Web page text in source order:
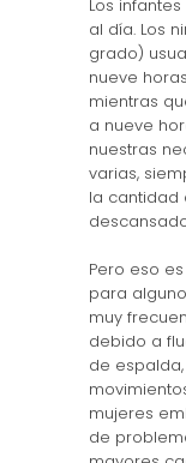
Los
al día. Los
grado)
nueve
mientras
a nueve
nuestras
varias,
la cantidad
Pero eso
para
muy
debido a
de
mujeres
de